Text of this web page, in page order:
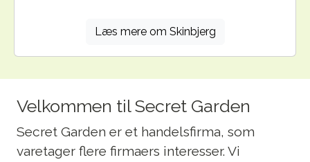
Læs mere om Skinbjerg
Velkommen til Secret Garden
Secret Garden er et handelsfirma, som
varetager flere firmaers interesser. Vi